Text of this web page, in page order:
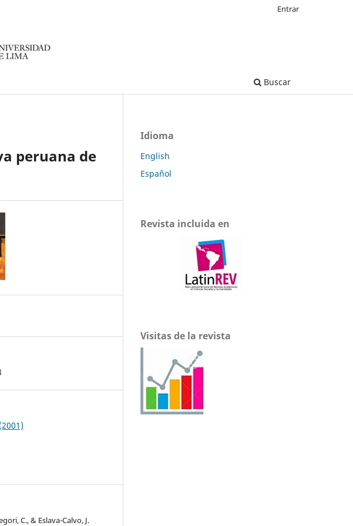
Buscar
Entrar
peruana de
C., & Eslava-Calvo, J.
Idioma
English
Español
Revista incluida en
Visitas de la revista